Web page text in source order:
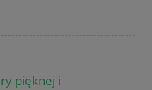
pięknej i